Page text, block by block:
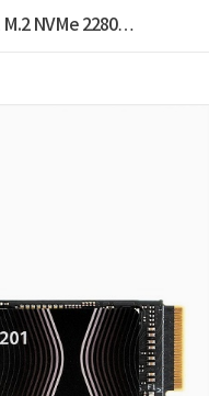
NVMe 2280